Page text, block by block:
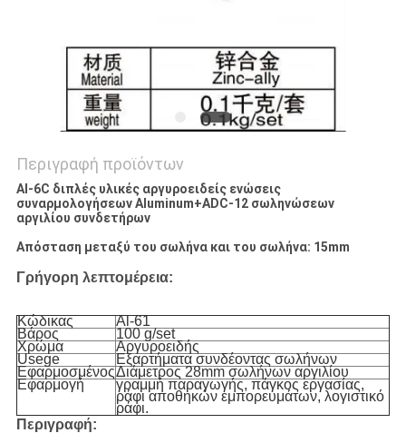
Περιγραφή προϊόντων
Al-6C διπλές υλικές αργυροειδείς ενώσεις
συναρμολογήσεων Aluminum+ADC-12 σωληνώσεων
αργιλίου συνδετήρων
Απόσταση μεταξύ του σωλήνα και του σωλήνα: 15mm
Γρήγορη λεπτομέρεια:
Κώδικας
Al-61
Βάρος
100 g/set
Χρώμα
Αργυροειδής
Usege
Εξαρτήματασυνδέοντας σωλήνων
ΕφαρμοσμένοςΔιάμετρος 28mm σωλήνων αργιλίου
Εφαρμογή
γραμμή παραγωγής, πάγκος εργασίας,
ράφι αποθηκών εμπορευμάτων, λογιστικό
ράφι.
Περιγραφή: